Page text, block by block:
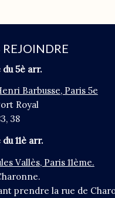
REJOINDRE
du 5è arr.
Barbusse, Paris 5e
Royal
38
du 11è arr.
Vallès, Paris 11ème.
prendre la rue de